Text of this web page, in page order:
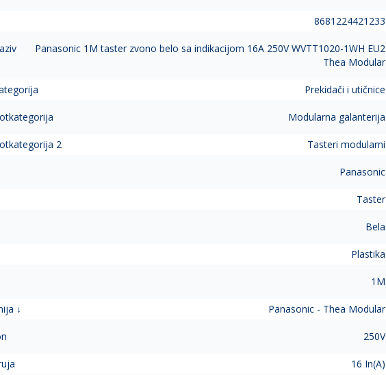
8681224421233
Panasonic 1M taster zvono belo sa indikacijom 16A 250V WVTT1020-1WH EU2
Thea Modular
Prekidači i utičnice
Modularna galanterija
2 Tasteri modularni
Panasonic
Taster
Bela
Plastika
1M
↓ Panasonic - Thea Modular
250V
16 In(A)